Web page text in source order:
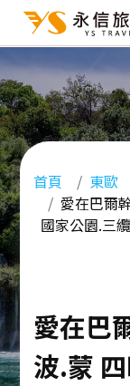
首頁 東歐
愛在巴爾
國家公園.三
愛在巴
波.蒙